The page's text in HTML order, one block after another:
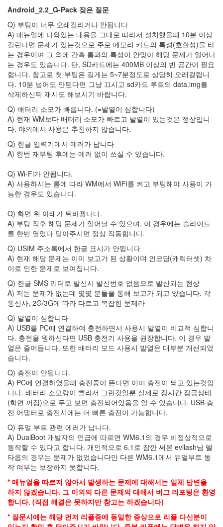
Android_2.2_G-Pack 잦은 질문
Q) 부팅이 너무 오래걸리거나 안됩니다
A) 매뉴얼에 나와있는 내용을 그대로 따라서 설치했을때 10분 이상
걸린다면 문제가 있는것으로 주로 메모리 카드의 특성(호환성)을 타
는 경우이며 그 외에 간혹 롬과의 특성이 안맞아 해당 문제가 일어나
는 경우도 있습니다. 단, SD카드에는 400MB 이상의 빈 공간이 필요
합니다. 참고로 첫 부팅은 길게는 5~7분정도로 상당히 오래걸립니
다. 10분 넘어도 안된다면 그냥 끄시고 sd카드 루트의 data.img를
삭제하신뒤 재시도 해보시기 바랍니다.
Q) 배터리 소모가 빠릅니다. (=발열이 심합니다)
A) 현재 WM보다 배터리 소모가 빠르고 발열이 있는것은 정상입니
다. 야외에서 사용은 추천하지 않습니다.
Q) 한글 입력기에서 에러가 납니다
A) 한번 재부팅 후에는 에러 없이 쓰실 수 있습니다.
Q) Wi-Fi가 안됩니다.
A) 사용하시는 롬에 따라 WM에서 WiFi를 켜고 부팅해야 사용이 가
능한 경우도 있습니다.
Q) 화면 위 아래가 뒤바뀝니다.
A) 부팅 직후 해당 문제가 일어날 수 있으며, 이 경우에는 슬라이드
를 한번 열었다 닫아주시면 정상 작동합니다.
Q) USIM 주소록에서 한글 표시가 안됩니다
A) 현재 해당 문제는 이미 보고가 된 상황이며 인코딩(캐릭터셋) 차
이로 인한 문제로 보여집니다.
Q) 한글 SMS 리더로 발신시 발신번호 없음으로 발신되는 현상
A) 저는 문제가 없는데 몇몇 분들을 통해 보고가 되고 있습니다. 각
통신사, 2G/3G에 따라 다르고 복잡한 문제라
Q) 발열이 심합니다
A) USB를 PC에 연결하여 충전하면서 사용시 발열이 비교적 심합니
다. 충전을 원하신다면 USB 충전기 사용을 권장합니다. 이 경우 발
열은 줄어듭니다. 또한 배터리 모드 사용시 발열은 대부분 개선되었
습니다.
Q) 충전이 안됩니다.
A) PC에 연결하였을때 충전중이 뜬다면 이미 충전이 되고 있는것입
니다. 배터리 소모량이 빨라서 그런것일뿐 실제로 장시간 잠금상태
(화면 꺼짐)으로 두고 보면 충전되어있음을 알 수 있습니다. USB 충
전 어댑터로 충전시에는 더 빠른 충전이 가능합니다.
Q) 듀얼 부트 관련 에러가 납니다.
A) DualBoot 개발자의 언급에 따르면 WM6.1의 경우 비정상적으로
동작할 수 있다고 합니다. 개인적으로 6.1로 잠깐 써본 evilash님 델
타롬의 경우는 문제가 없었습니다만 다른 WM6.1에서 듀얼부트 동
작 여부는 보장하지 못합니다.
* 매뉴얼을 따르지 않아서 발생하는 문제에 대해서는 일체 답변을
하지 않겠습니다. 그 이외의 다른 문제의 대해서 버그 리포팅은 환영
합니다. (직접 해결은 못하지만 참고는 하겠습니다)
* 질문시에는 해당 먼저 리플중에 동일한 증상으로 리플 다신분이
할
끝!
게
시
판
CyanogenMod6
소
라
인
닭
개
볶
트
메
지
전
혈
십
자
스
마
트
폰
XE
Wiki
여
행
마
루
고
모
듈
신
주
쿠
고
전
게